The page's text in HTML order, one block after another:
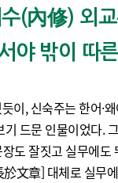
(內修) 외
야 밖이 따
이, 신숙주는 한어·
드문 인물이었다.
도 잘짓고 실무에도
文章] 대체로 실무